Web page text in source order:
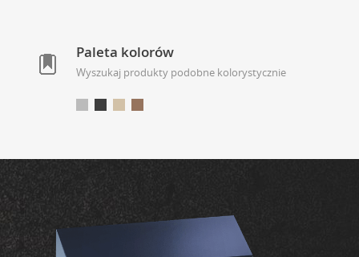
Paleta kolorów
Wyszukaj produkty podobne kolorystycznie